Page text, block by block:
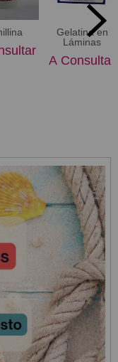
Gelatina en
Láminas
A Consultar